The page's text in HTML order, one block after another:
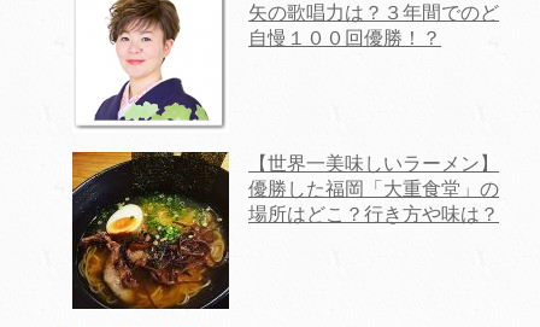
矢の歌唱力は？３年間でのど
自慢１００回優勝！？
【世界一美味しいラーメン】
優勝した福岡「大重食堂」の
場所はどこ？行き方や味は？